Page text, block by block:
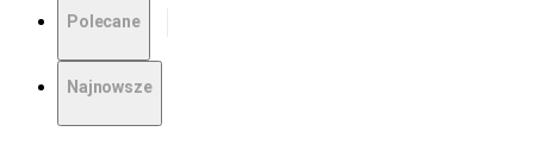
Polecane
Najnowsze